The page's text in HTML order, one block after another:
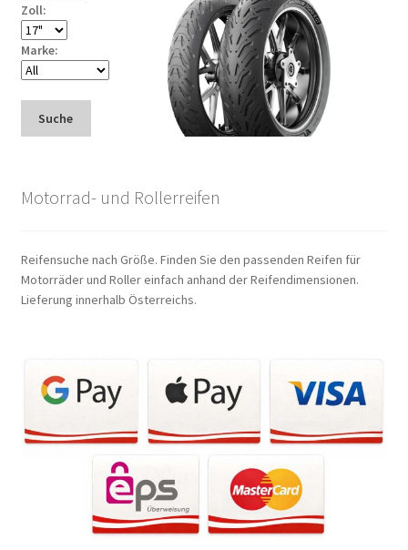
Zoll:
Marke:
Suche
Motorrad- und Rollerreifen
Reifensuche nach Größe. Finden Sie den passenden Reifen für
Motorräder und Roller einfach anhand der Reifendimensionen.
Lieferung innerhalb Österreichs.